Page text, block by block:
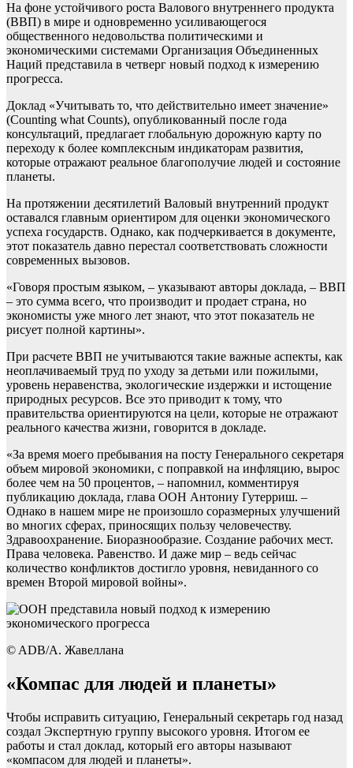
На фоне устойчивого роста Валового внутреннего продукта
(ВВП) в мире и одновременно усиливающегося
общественного недовольства политическими и
экономическими системами Организация Объединенных
Наций представила в четверг новый подход к измерению
прогресса.
Доклад «Учитывать то, что действительно имеет значение»
(Counting what Counts), опубликованный после года
консультаций, предлагает глобальную дорожную карту по
переходу к более комплексным индикаторам развития,
которые отражают реальное благополучие людей и состояние
планеты.
На протяжении десятилетий Валовый внутренний продукт
оставался главным ориентиром для оценки экономического
успеха государств. Однако, как подчеркивается в документе,
этот показатель давно перестал соответствовать сложности
современных вызовов.
«Говоря простым языком, – указывают авторы доклада, – ВВП
– это сумма всего, что производит и продает страна, но
экономисты уже много лет знают, что этот показатель не
рисует полной картины».
При расчете ВВП не учитываются такие важные аспекты, как
неоплачиваемый труд по уходу за детьми или пожилыми,
уровень неравенства, экологические издержки и истощение
природных ресурсов. Все это приводит к тому, что
правительства ориентируются на цели, которые не отражают
реального качества жизни, говорится в докладе.
«За время моего пребывания на посту Генерального секретаря
объем мировой экономики, с поправкой на инфляцию, вырос
более чем на 50 процентов, – напомнил, комментируя
публикацию доклада, глава ООН Антониу Гутерриш. –
Однако в нашем мире не произошло соразмерных улучшений
во многих сферах, приносящих пользу человечеству.
Здравоохранение. Биоразнообразие. Создание рабочих мест.
Права человека. Равенство. И даже мир – ведь сейчас
количество конфликтов достигло уровня, невиданного со
времен Второй мировой войны».
© ADB/А. Жавеллана
«Компас для людей и планеты»
Чтобы исправить ситуацию, Генеральный секретарь год назад
создал Экспертную группу высокого уровня. Итогом ее
работы и стал доклад, который его авторы называют
«компасом для людей и планеты».